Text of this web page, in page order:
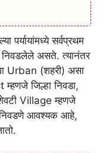
पर्यायांमध्ये सर्वप्रथम
असते. त्यानंतर
Urban (शहरी) असा
म्हणजे जिल्हा निवडा,
Village म्हणजे
निवडणे आवश्यक आहे,